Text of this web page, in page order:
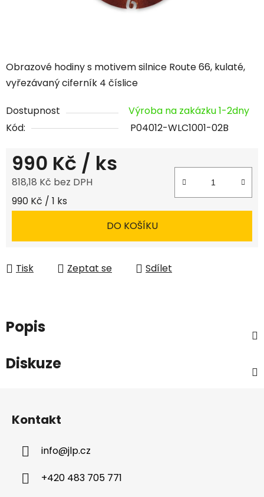
Obrazové hodiny s motivem silnice Route 66, kulaté,
vyřezávaný ciferník 4 číslice
Dostupnost
Výroba na zakázku 1-2dny
Kód:
P04012-WLC1001-02B
990 Kč / ks
818,18 Kč bez DPH
Měrná cena:
990 Kč / 1 ks
DO KOŠÍKU
Tisk Zeptat se Sdílet
Popis
Diskuze
Kontakt
info@jlp.cz
+420 483 705 771